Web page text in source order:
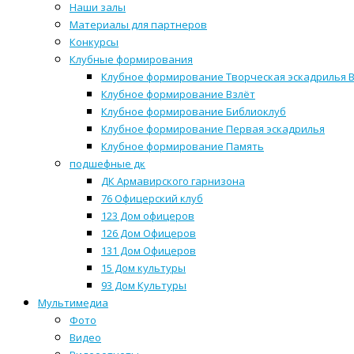
Наши залы
Материалы для партнеров
Конкурсы
Клубные формирования
Клубное формирование Творческая эскадрилья
Клубное формирование Взлёт
Клубное формирование Библиоклуб
Клубное формирование Первая эскадрилья
Клубное формирование Память
подшефные дк
ДК Армавирского гарнизона
76 Офицерский клуб
123 Дом офицеров
126 Дом Офицеров
131 Дом Офицеров
15 Дом культуры
93 Дом Культуры
Мультимедиа
Фото
Видео